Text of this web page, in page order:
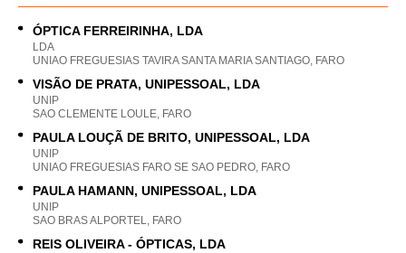
ÓPTICA FERREIRINHA, LDA
LDA
UNIAO FREGUESIAS TAVIRA SANTA MARIA SANTIAGO, FARO
VISÃO DE PRATA, UNIPESSOAL, LDA
UNIP
SAO CLEMENTE LOULE, FARO
PAULA LOUÇÃ DE BRITO, UNIPESSOAL, LDA
UNIP
UNIAO FREGUESIAS FARO SE SAO PEDRO, FARO
PAULA HAMANN, UNIPESSOAL, LDA
UNIP
SAO BRAS ALPORTEL, FARO
REIS OLIVEIRA - ÓPTICAS, LDA